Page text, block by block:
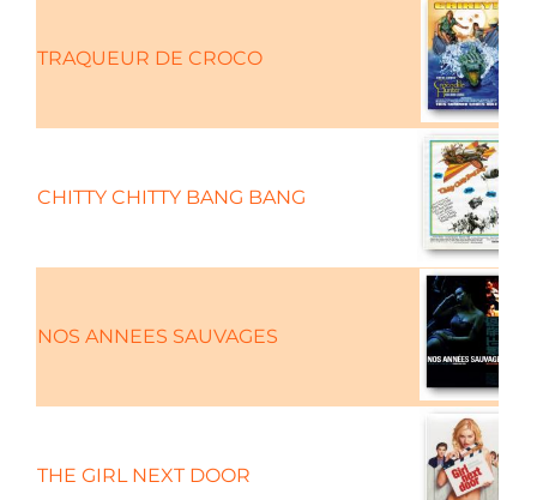
TRAQUEUR DE CROCO
CHITTY CHITTY BANG BANG
NOS ANNEES SAUVAGES
THE GIRL NEXT DOOR